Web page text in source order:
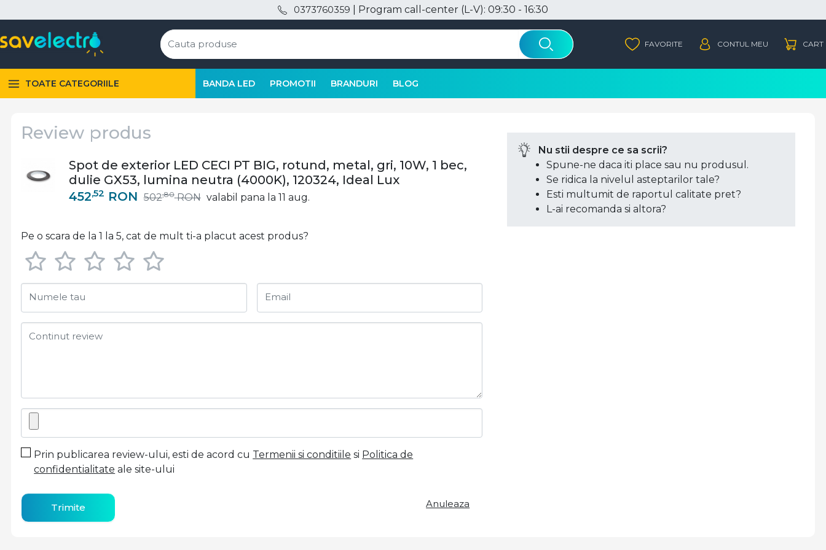
0373760359 | Program call-center (L-V): 09:30 - 16:30
TOATE CATEGORIILE BANDA LED PROMOTII BRANDURI BLOG
Review produs
Spot de exterior LED CECI PT BIG, rotund, metal, gri, 10W, 1 bec,
dulie GX53, lumina neutra (4000K), 120324, Ideal Lux
452,52 RON 502,80 RON valabil pana la 11 aug.
Pe o scara de la 1 la 5, cat de mult ti-a placut acest produs?
Numele tau Email
Continut review
Prin publicarea review-ului, esti de acord cu Termenii si conditiile si Politica de
confidentialitate ale site-ului
Trimite Anuleaza
Nu stii despre ce sa scrii?
Spune-ne daca iti place sau nu produsul.
Se ridica la nivelul asteptarilor tale?
Esti multumit de raportul calitate pret?
L-ai recomanda si altora?